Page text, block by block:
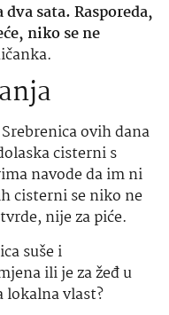
sata. Rasporeda,
niko se ne
ovih dana
cisterni s
navode da im ni
cisterni se niko ne
nije za piće.
suše i
ili je za žeđ u
lokalna vlast?